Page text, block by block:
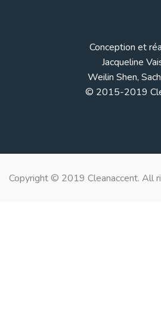
Conception et
Jacqueline
Weilin Shen,
© 2015-2019
Copyright © 2019 Cleanaccent. All